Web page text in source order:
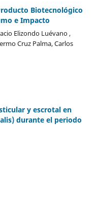
Biotecnológico
e Impacto
Elizondo Luévano ,
Cruz Palma, Carlos
y escrotal en
durante el periodo